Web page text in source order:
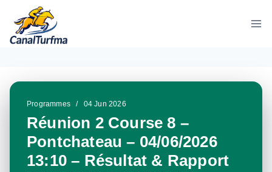
contenu
Programmes / 04 Jun 2026
Réunion 2 Course 8 –
Pontchateau – 04/06/2026
13:10 – Résultat & Rapport